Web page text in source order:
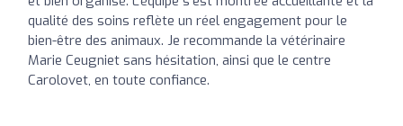
qualité des soins reflète un réel engagement pour le
bien-être des animaux. Je recommande la vétérinaire
Marie Ceugniet sans hésitation, ainsi que le centre
Carolovet, en toute confiance.